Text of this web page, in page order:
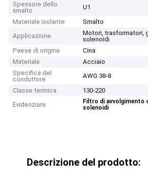
Spessore dello
smalto
U1
Materiale isolante
Smalto
Applicazione
Motori, trasformatori,
solenoidi
Paese di origine
Cina
Materiale
Acciaio
Specifica del
conduttore
AWG 38-8
Classe termica
130-220
Evidenziare:
Filtro di avvolgimento
solenoidi
Descrizione del prodotto: